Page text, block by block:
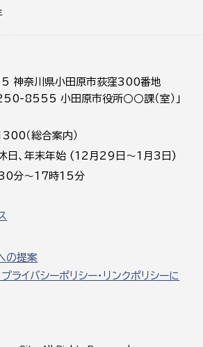
奈川県小田原市荻窪300番地
8555 小田原市役所○○課（室）」
（総合案内）
休日、年末年始 (12月29日～1月3日)
分～17時15分
の提案
ライバシーポリシー・リンクポリシーに